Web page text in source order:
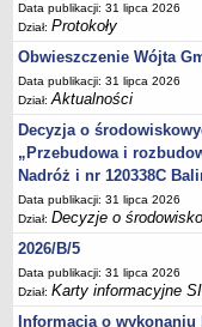
Urząd gminy
Jednostki
Jednostki pomocnicze
Plan pracy komisji
Sesje Rady Gminy
Statut
Strategia rozwoju
Uchwały
Projekty uchwał
Protokoły
Data publikacji: 31 lipca 2026
Dział:Protokoły
Obwieszczenie Wójta
Data publikacji: 31 lipca 2026
Dział:Aktualności
Decyzja o
„Przebudowa i
Nadróż i nr 120338C
Data publikacji: 31 lipca 2026
Dział:Decyzje o
2026/B/5
Data publikacji: 31 lipca 2026
Dział:Karty informacyjne
Informacja o wykonaniu